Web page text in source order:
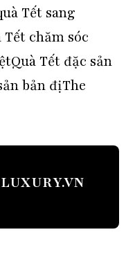
Tết sang
Tết chăm sóc
Quà Tết đặc sản
bản địThe